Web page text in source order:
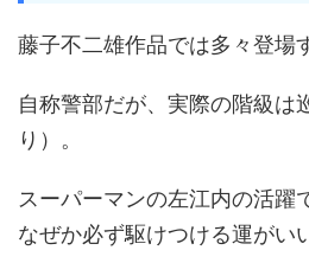
藤子不二雄作品では多々登場
自称警部だが、実際の階級は
り）。
スーパーマンの左江内の活躍
なぜか必ず駆けつける運がい